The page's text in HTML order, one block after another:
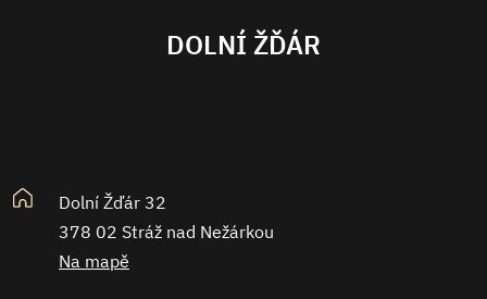
DOLNÍ ŽĎÁR
Dolní Žďár 32
378 02 Stráž nad Nežárkou
Na mapě